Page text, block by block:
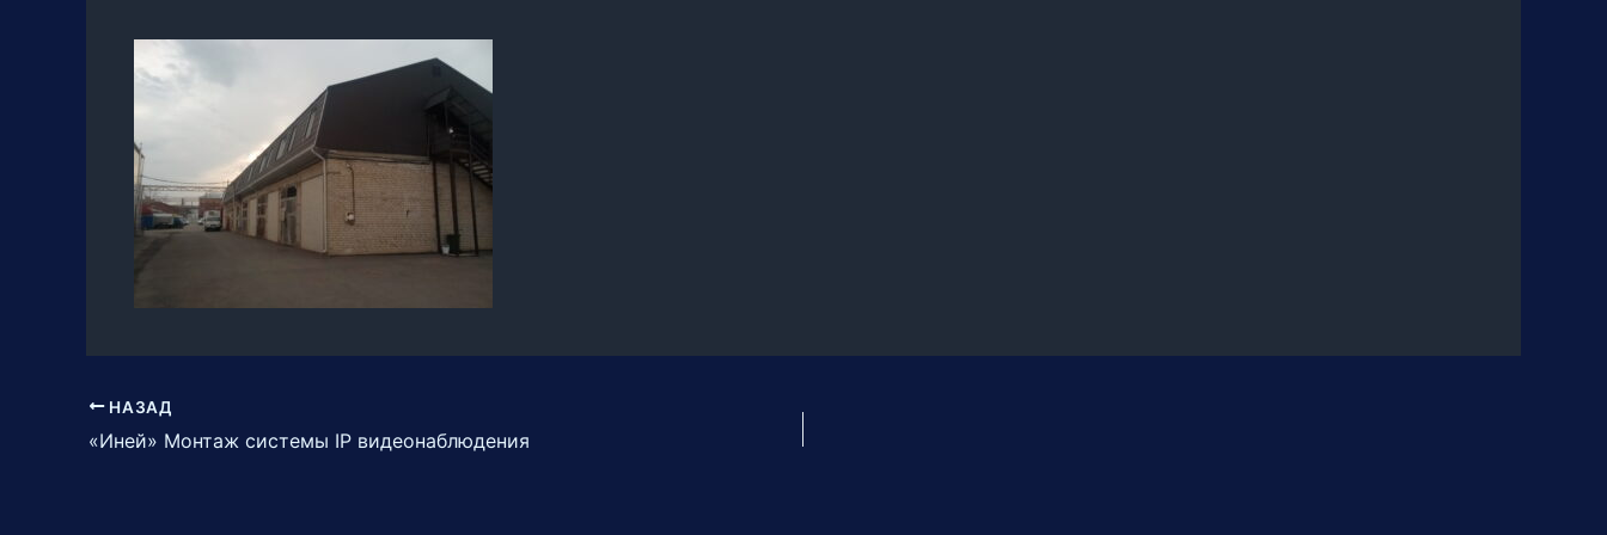
НАЗАД
«Иней» Монтаж системы IP видеонаблюдения